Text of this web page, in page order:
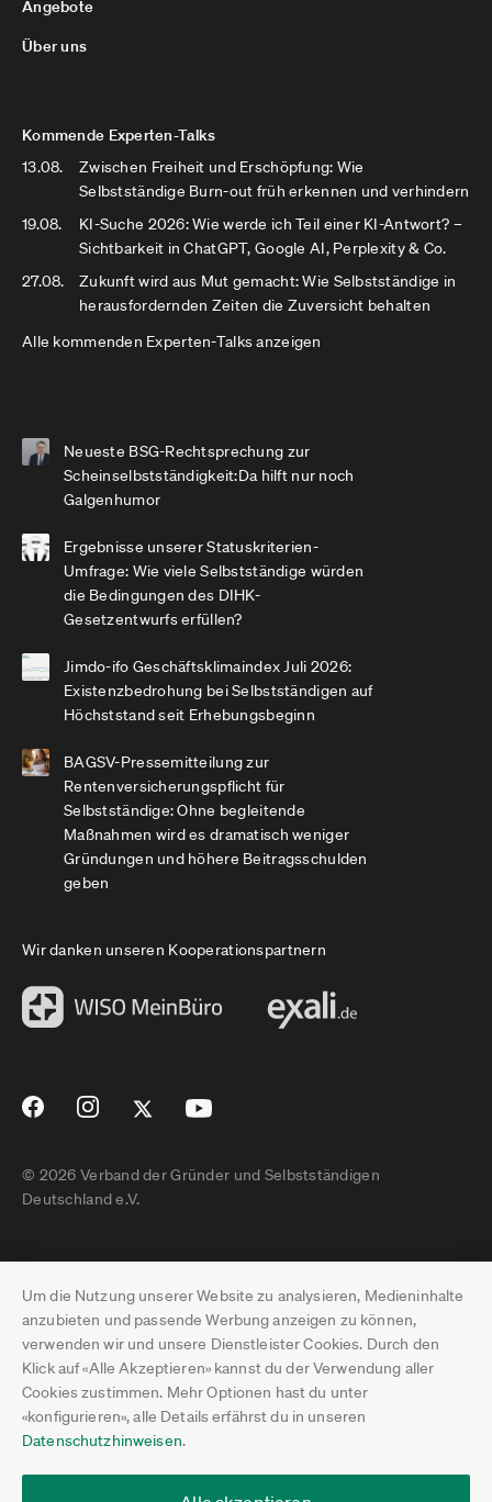
Um die Nutzung unserer Website zu analysieren, Medieninhalte
anzubieten und passende Werbung anzeigen zu können,
verwenden wir und unsere Dienstleister Cookies. Durch den
Klick auf «Alle Akzeptieren» kannst du der Verwendung aller
Cookies zustimmen. Mehr Optionen hast du unter
«konfigurieren», alle Details erfährst du in unseren
Datenschutzhinweisen.
Angebote
Über uns
Kommende Experten-Talks
13.08.
Zwischen Freiheit und Erschöpfung: Wie
Selbstständige Burn-out früh erkennen und verhindern
19.08.
KI-Suche 2026: Wie werde ich Teil einer KI-Antwort? –
Sichtbarkeit in ChatGPT, Google AI, Perplexity & Co.
27.08.
Zukunft wird aus Mut gemacht: Wie Selbstständige in
herausfordernden Zeiten die Zuversicht behalten
Alle kommenden Experten-Talks anzeigen
Neueste BSG-Rechtsprechung zur
Scheinselbstständigkeit:Da hilft nur noch
Galgenhumor
Ergebnisse unserer Statuskriterien-
Umfrage: Wie viele Selbstständige würden
die Bedingungen des DIHK-
Gesetzentwurfs erfüllen?
Jimdo-ifo Geschäftsklimaindex Juli 2026:
Existenzbedrohung bei Selbstständigen auf
Höchststand seit Erhebungsbeginn
BAGSV-Pressemitteilung zur
Rentenversicherungspflicht für
Selbstständige: Ohne begleitende
Maßnahmen wird es dramatisch weniger
Gründungen und höhere Beitragsschulden
geben
Wir danken unseren Kooperationspartnern
© 2026 Verband der Gründer und Selbstständigen
Deutschland e.V.
Impressum
Datenschutz
Pressebereich
Jobs